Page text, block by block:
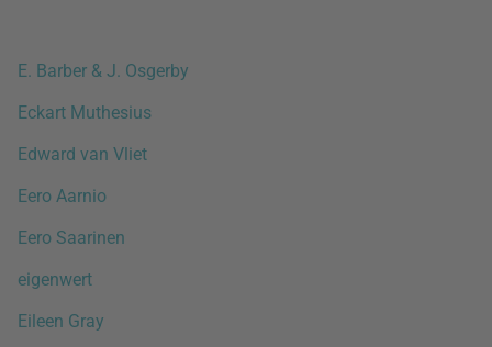
E. Barber & J. Osgerby
Eckart Muthesius
Edward van Vliet
Eero Aarnio
Eero Saarinen
eigenwert
Eileen Gray